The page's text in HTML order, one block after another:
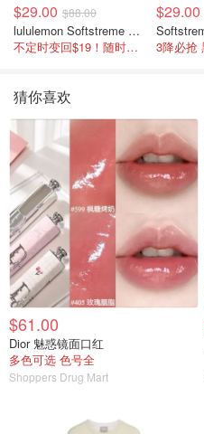
$29.00 $88.00
lululemon Softstreme 女士高腰短裤 10cm
不定时变回$19！随时点进来看
$29.00
猜你喜欢
$61.00
Dior 魅惑镜面口红
多色可选 色号全
Shoppers Drug Mart